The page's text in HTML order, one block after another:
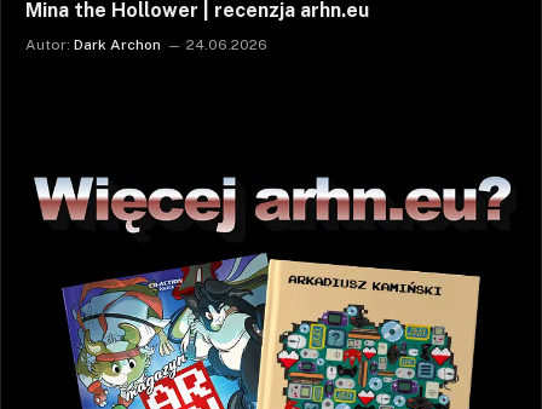
Mina the Hollower | recenzja arhn.eu
Autor: Dark Archon 24.06.2026